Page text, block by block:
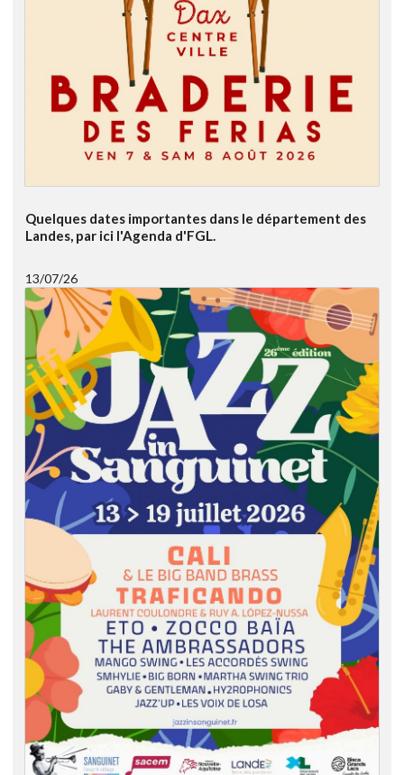
Quelques dates importantes dans le département des
Landes, par ici l'Agenda d'FGL.
13/07/26